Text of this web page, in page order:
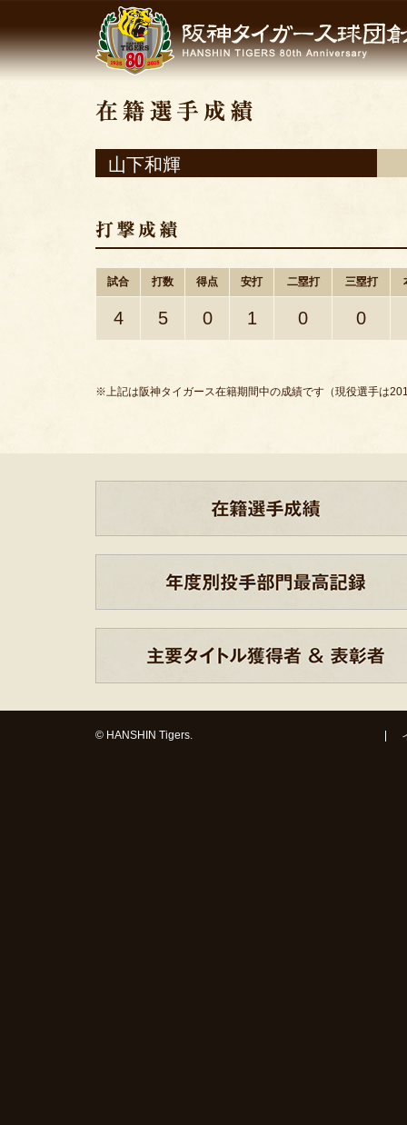
山下和輝
試合 打数 得点 安打 二塁打 三塁打
4 5 0 1 0 0
※上記は阪神タイガース在籍期間中の成績です（現役選手は
© HANSHIN Tigers.